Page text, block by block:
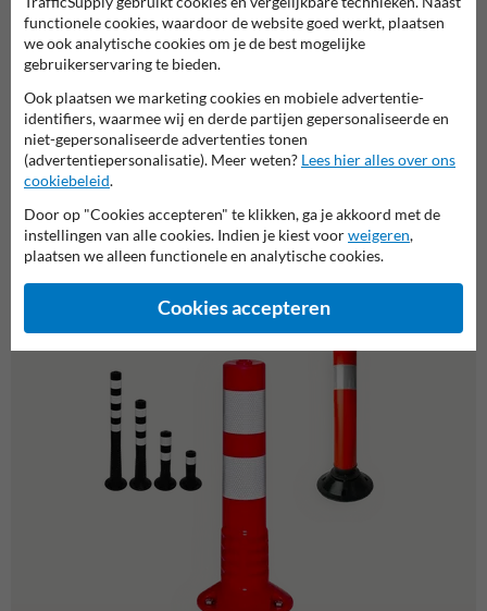
Bermpaal kunststof - Flexibel -
1100x105mm + reflectoren
Of zocht je dit?
functionele cookies, waardoor de website goed werkt, plaatsen
we ook analytische cookies om je de best mogelijke
gebruikerservaring te bieden.
Ook plaatsen we marketing cookies en mobiele advertentie-
identifiers, waarmee wij en derde partijen gepersonaliseerde en
niet-gepersonaliseerde advertenties tonen
(advertentiepersonalisatie). Meer weten? Lees hier alles over ons
cookiebeleid.
Door op "Cookies accepteren" te klikken, ga je akkoord met de
instellingen van alle cookies. Indien je kiest voorweigeren,
plaatsen we alleen functionele en analytische cookies.
Cookies accepteren